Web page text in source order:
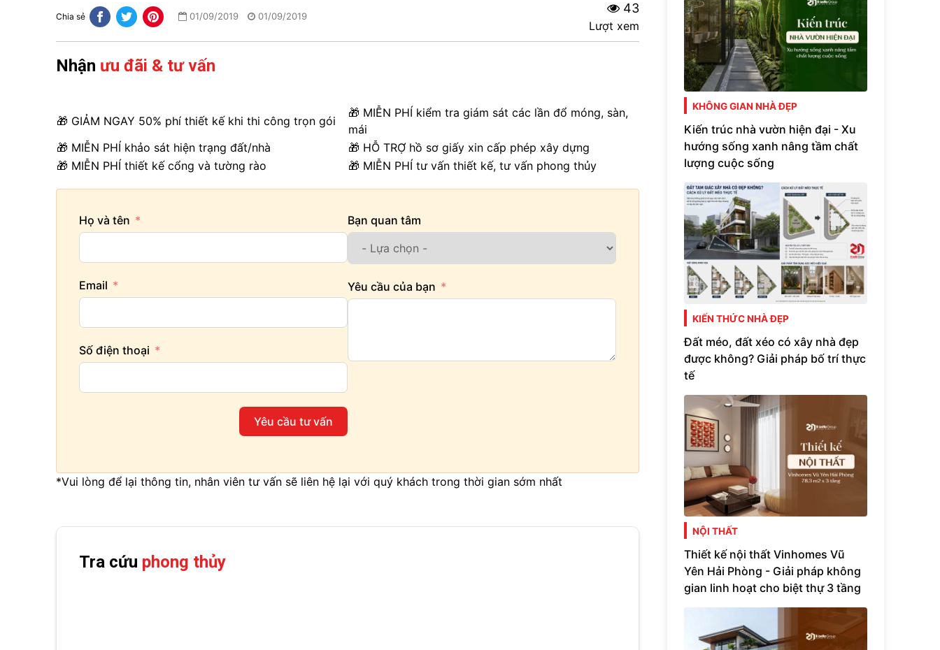
Chia sẻ 01/09/2019 01/09/2019
43
Lượt xem
Nhận ưu đãi & tư vấn
🎁 GIẢM NGAY 50% phí thiết kế khi thi công trọn gói
🎁 MIỄN PHÍ kiểm tra giám sát các lần đổ móng, sàn,
mái
🎁 MIỄN PHÍ khảo sát hiện trạng đất/nhà
🎁 HỖ TRỢ hồ sơ giấy xin cấp phép xây dựng
🎁 MIỄN PHÍ thiết kế cổng và tường rào
🎁 MIỄN PHÍ tư vấn thiết kế, tư vấn phong thủy
Họ và tên
Email
Số điện thoại
Yêu cầu tư vấn
Bạn quan tâm
Yêu cầu của bạn
*Vui lòng để lại thông tin, nhân viên tư vấn sẽ liên hệ lại với quý khách trong thời gian sớm nhất
Tra cứu phong thủy
KHÔNG GIAN NHÀ ĐẸP
Kiến trúc nhà vườn hiện đại - Xu
hướng sống xanh nâng tầm chất
lượng cuộc sống
KIẾN THỨC NHÀ ĐẸP
Đất méo, đất xéo có xây nhà đẹp
được không? Giải pháp bố trí thực
tế
NỘI THẤT
Thiết kế nội thất Vinhomes Vũ
Yên Hải Phòng - Giải pháp không
gian linh hoạt cho biệt thự 3 tầng